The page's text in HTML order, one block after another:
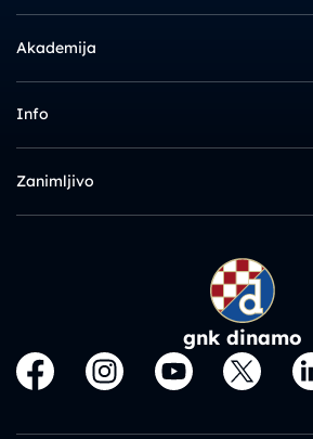
Akademija
Info
Zanimljivo
gnk dinamo